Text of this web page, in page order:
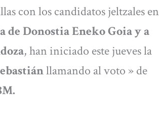
con los candidatos jeltzales en
de Donostia Eneko Goia y a
, han iniciado este jueves la
llamando al voto » de